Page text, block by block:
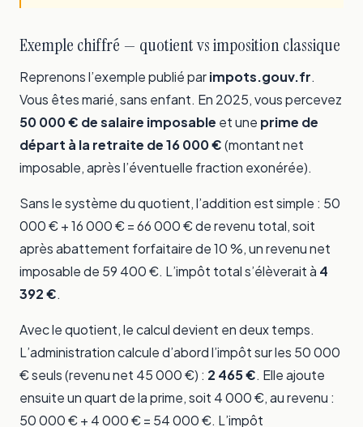
Exemple chiffré — quotient vs imposition classique
Reprenons l’exemple publié parimpots.gouv.fr.
Vous êtes marié, sans enfant. En 2025, vous percevez
50 000 € de salaire imposable et une prime de
départ à la retraite de 16 000 €(montant net
imposable, après l’éventuelle fraction exonérée).
Sans le système du quotient, l’addition est simple : 50
000 € + 16 000 € = 66 000 € de revenu total, soit
après abattement forfaitaire de 10 %, un revenu net
imposable de 59 400 €. L’impôt total s’élèverait à 4
392 €.
Avec le quotient, le calcul devient en deux temps.
L’administration calcule d’abord l’impôt sur les 50 000
€ seuls (revenu net 45 000 €) : 2 465 €. Elle ajoute
ensuite un quart de la prime, soit 4 000 €, au revenu :
50 000 € + 4 000 € = 54 000 €. L’impôt